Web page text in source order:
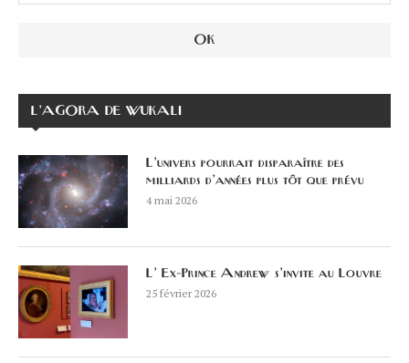
L’AGORA DE WUKALI
L’univers pourrait disparaître des
milliards d’années plus tôt que prévu
4 mai 2026
L’ Ex-Prince Andrew s’invite au Louvre
25 février 2026